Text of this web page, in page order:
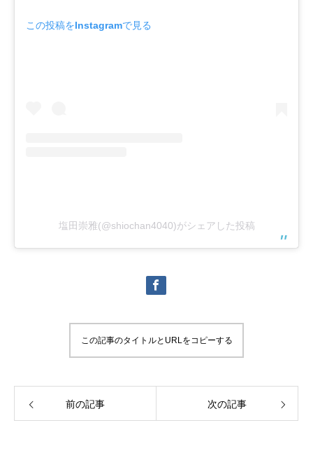
この投稿をInstagramで見る
塩田崇雅(@shiochan4040)がシェアした投稿
この記事のタイトルとURLをコピーする
前の記事 次の記事